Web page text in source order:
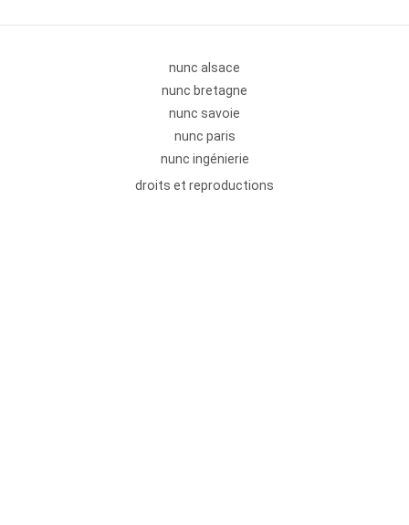
nunc alsace
nunc bretagne
nunc savoie
nunc paris
nunc ingénierie
droits et reproductions